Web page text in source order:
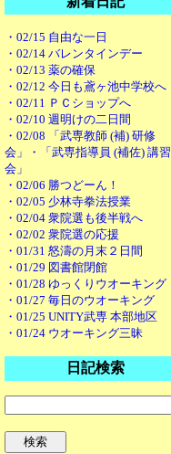
・02/15 自由な一日
・02/14 バレンタインデー
・02/13 薬の確保
・02/12 今日も鳶ヶ池中学校へ
・02/11 ＰＣショップへ
・02/10 週明けの二日間
・02/08 「武専教師 (補) 研修
会」・「武専指導員 (補佐) 講習
会」
・02/06 勝つどーん！
・02/05 少林寺拳法授業
・02/04 衆院選も後半戦へ
・02/02 衆院選の応援
・01/31 怒濤の月末２日間
・01/29 図書館閉館
・01/28 ゆっくりウオーキング
・01/27 毎日のウオーキング
・01/25 UNITY武専 本部地区
・01/24 ウオーキング三昧
日記検索